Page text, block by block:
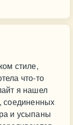
стиле,
что-то
я нашел
соединенных
и усыпаны